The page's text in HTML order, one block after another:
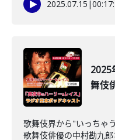
2025.07.15 |
2025
舞伎
歌舞伎界から"いっちゃ
歌舞伎俳優の中村勘九